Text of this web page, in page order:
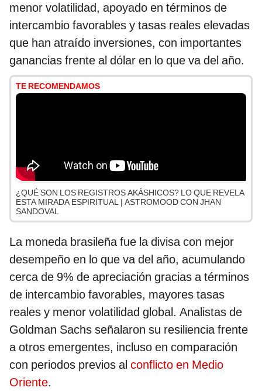
menor volatilidad, apoyado en términos de
intercambio favorables y tasas reales elevadas
que han atraído inversiones, con importantes
ganancias frente al dólar en lo que va del año.
TE RECOMENDAMOS
¿QUÉ SON LOS REGISTROS AKÁSHICOS? LO QUE REVELA
ESTA MIRADA ESPIRITUAL | ASTROMOOD CON JHAN
SANDOVAL
La moneda brasileña fue la divisa con mejor
desempeño en lo que va del año, acumulando
cerca de 9% de apreciación gracias a términos
de intercambio favorables, mayores tasas
reales y menor volatilidad global. Analistas de
Goldman Sachs señalaron su resiliencia frente
a otros emergentes, incluso en comparación
con periodos previos al conflicto en Medio
Oriente.